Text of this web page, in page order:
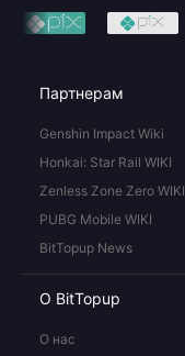
Партнерам
Genshin Impact Wiki
Honkai: Star Rail WIKI
Zenless Zone Zero WIKI
PUBG Mobile WIKI
BitTopup News
О BitTopup
О нас